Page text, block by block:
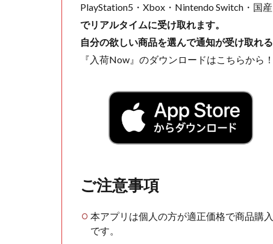
PlayStation5・Xbox・Nintendo Switch・国
でリアルタイムに受け取れます。
自分の欲しい商品を選んで通知が受け取れる
『入荷Now』のダウンロードはこちらから！
ご注意事項
本アプリは個人の方が適正価格で商品購
です。